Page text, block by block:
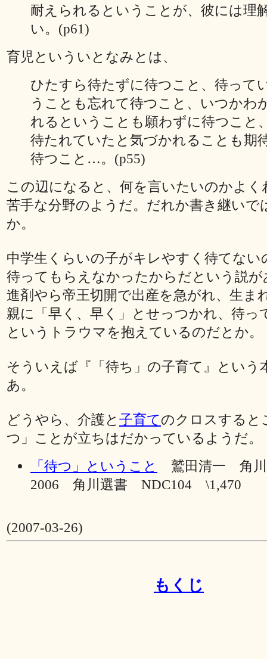
耐えられるということが、彼には理
い。(p61)
育児といういとなみとは、
ひたすら待たずに待つこと、待って
うことも忘れて待つこと、いつかわ
れるということも願わずに待つこと
待たれていたと気づかれることも期
待つこと…。(p55)
この辺になると、何を言いたいのかよく
苦手な分野のようだ。だれか書き継いで
か。
中学生くらいの子がキレやすく待てない
待ってもらえなかったからだという説が
進剤やら帝王切開で出産を急がれ、生ま
親に「早く、早く」とせっつかれ、待っ
というトラウマを抱えているのだとか。
そういえば『「待ち」の子育て』という
あ。
どうやら、介護と 子育てのクロスすると
つ」ことが立ちはだかっているようだ。
「待つ」ということ
鷲田清一 角
2006 角川選書 NDC104 \1,470
(2007-03-26)
もくじ